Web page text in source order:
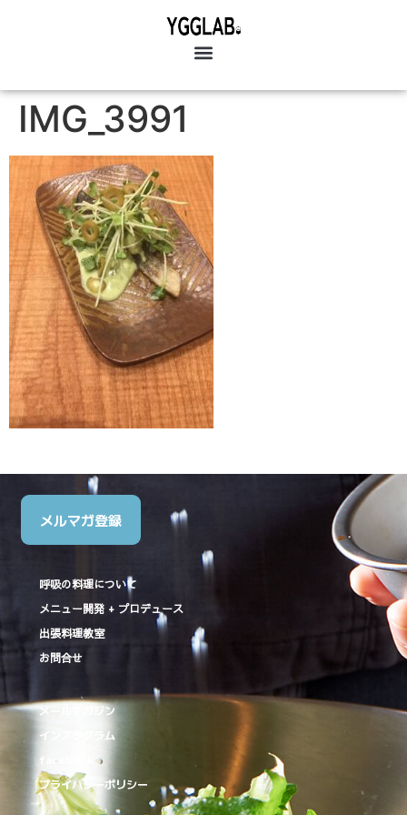
IMG_3991
メルマガ登録
呼吸の料理について
メニュー開発 + プロデュース
出張料理教室
お問合せ
メールマガジン
インスタグラム
facebook
プライバシーポリシー